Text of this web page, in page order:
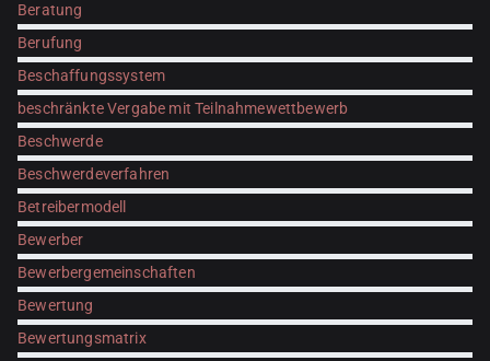
Beratung
Berufung
Beschaffungssystem
beschränkte Vergabe mit Teilnahmewettbewerb
Beschwerde
Beschwerdeverfahren
Betreibermodell
Bewerber
Bewerbergemeinschaften
Bewertung
Bewertungsmatrix